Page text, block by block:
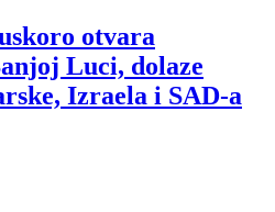
otvara
Luci, dolaze
Izraela i SAD-a